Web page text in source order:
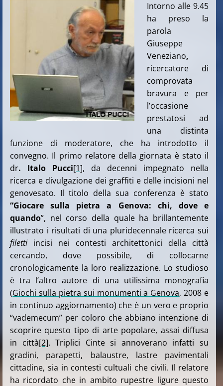
Intorno alle 9.45
ha preso la
parola
Giuseppe
Veneziano,
ricercatore di
comprovata
bravura e per
l’occasione
prestatosi ad
una distinta
funzione di moderatore, che ha introdotto il
convegno. Il primo relatore della giornata è stato il
dr. Italo Pucci[1], da decenni impegnato nella
ricerca e divulgazione dei graffiti e delle incisioni nel
genovesato. Il titolo della sua conferenza è stato
“Giocare sulla pietra a Genova: chi, dove e
quando”, nel corso della quale ha brillantemente
illustrato i risultati di una pluridecennale ricerca sui
filettiincisi nei contesti architettonici della città
cercando, dove possibile, di collocarne
cronologicamente la loro realizzazione. Lo studioso
è tra l’altro autore di una utilissima monografia
(Giochi sulla pietra sui monumenti a Genova, 2008 e
in continuo aggiornamento) che è un vero e proprio
“vademecum” per coloro che abbiano intenzione di
scoprire questo tipo di arte popolare, assai diffusa
in città[2]. Triplici Cinte si annoverano infatti su
gradini, parapetti, balaustre, lastre pavimentali
cittadine, sia in contesti cultuali che civili. Il relatore
ha ricordato che in ambito rupestre ligure questo